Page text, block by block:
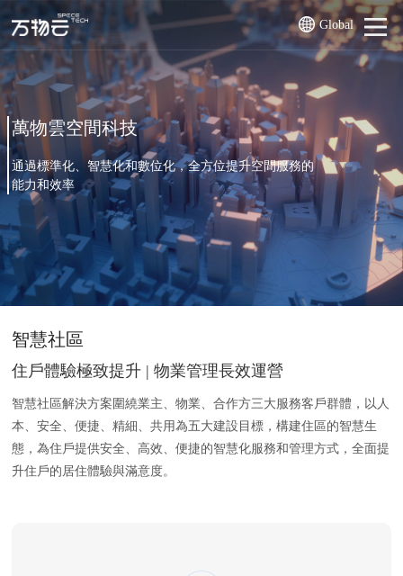
Global
萬物雲空間科技
通過標準化、智慧化和數位化，全方位提升空間服務的
能力和效率
智慧社區
住戶體驗極致提升 | 物業管理長效運營
智慧社區解決方案圍繞業主、物業、合作方三大服務客戶群體，以人
本、安全、便捷、精細、共用為五大建設目標，構建住區的智慧生
態，為住戶提供安全、高效、便捷的智慧化服務和管理方式，全面提
升住戶的居住體驗與滿意度。